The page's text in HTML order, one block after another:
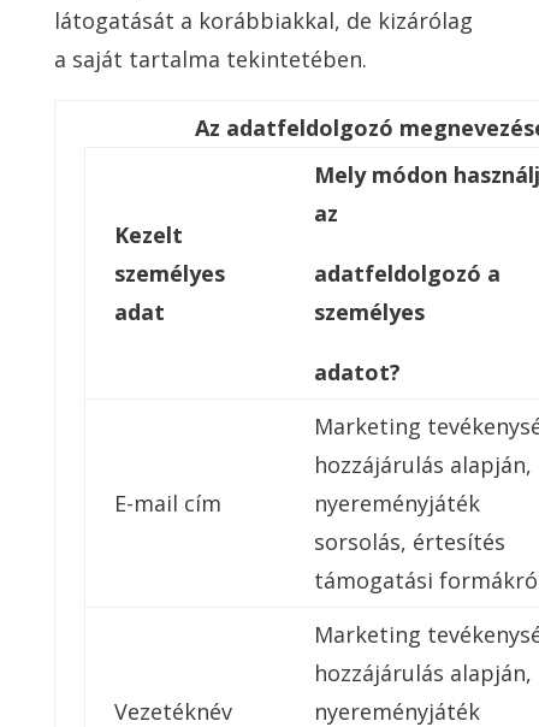
látogatását a korábbiakkal, de kizárólag
a saját tartalma tekintetében.
Az adatfeldolgozó
Kezelt
személyes
adat
Mely módon
az
adatfeldolgozó a
személyes
adatot?
E-mail cím
Marketing
hozzájárulás alapján,
nyereményjáték
sorsolás, értesítés
támogatási
Vezetéknév
Marketing
hozzájárulás alapján,
nyereményjáték